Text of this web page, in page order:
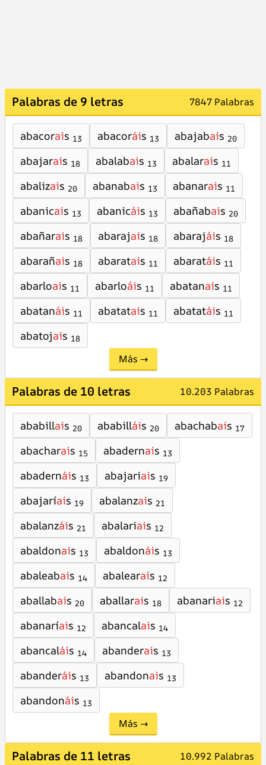
Palabras de 9 letras 7847 Palabras
abacorais 13 abacoráis 13 abajabais 20
abajarais 18 abalabais 13 abalarais 11
abalizais 20 abanabais 13 abanarais 11
abanicais 13 abanicáis 13 abañabais 20
abañarais 18 abarajais 18 abarajáis 18
abarañais 18 abaratais 11 abaratáis 11
abarloais 11 abarloáis 11 abatanais 11
abatanáis 11 abatatais 11 abatatáis 11
abatojais 18
Más →
Palabras de 10 letras 10.203 Palabras
ababillais 20 ababilláis 20 abachabais 17
abacharais 15 abadernais 13
abadernáis 13 abajariais 19
abajaríais 19 abalanzais 21
abalanzáis 21 abalariais 12
abaldonais 13 abaldonáis 13
abaleabais 14 abalearais 12
aballabais 20 aballarais 18 abanariais 12
abanaríais 12 abancalais 14
abancaláis 14 abanderais 13
abanderáis 13 abandonais 13
abandonáis 13
Más →
Palabras de 11 letras 10.992 Palabras